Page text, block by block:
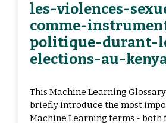
les-violences-
comme-
politique-durant-
elections-au-
This Machine Learning
briefly introduce the most
Machine Learning terms - both